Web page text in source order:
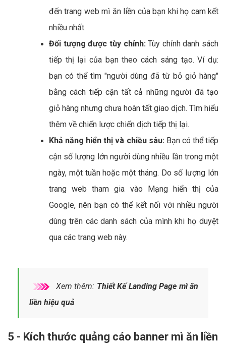
đến trang web mì ăn liền của bạn khi họ cam kết
nhiều nhất.
Đối tượng được tùy chỉnh: Tùy chỉnh danh sách
tiếp thị lại của bạn theo cách sáng tạo. Ví dụ:
bạn có thể tìm "người dùng đã từ bỏ giỏ hàng"
bằng cách tiếp cận tất cả những người đã tạo
giỏ hàng nhưng chưa hoàn tất giao dịch. Tìm hiểu
thêm về chiến lược chiến dịch tiếp thị lại.
Khả năng hiển thị và chiều sâu: Bạn có thể tiếp
cận số lượng lớn người dùng nhiều lần trong một
ngày, một tuần hoặc một tháng. Do số lượng lớn
trang web tham gia vào Mạng hiển thị của
Google, nên bạn có thể kết nối với nhiều người
dùng trên các danh sách của mình khi họ duyệt
qua các trang web này.
Xem thêm: Thiết Kế Landing Page mì ăn
liền hiệu quả
5 - Kích thước quảng cáo banner mì ăn liền